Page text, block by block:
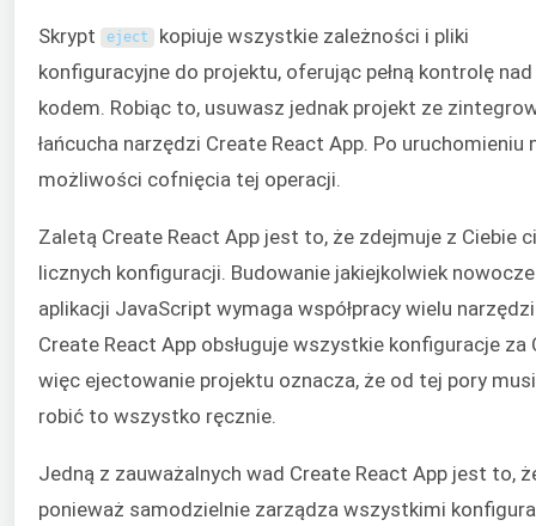
Skrypt eject kopiuje wszystkie zależności i pliki
konfiguracyjne do projektu, oferując pełną kontrolę nad
kodem. Robiąc to, usuwasz jednak projekt ze
łańcucha narzędzi Create React App. Po uruchomieniu
możliwości cofnięcia tej operacji.
Zaletą Create React App jest to, że zdejmuje z Ciebie
licznych konfiguracji. Budowanie jakiejkolwiek
aplikacji JavaScript wymaga współpracy wielu
Create React App obsługuje wszystkie konfiguracje za
więc ejectowanie projektu oznacza, że od tej pory
robić to wszystko ręcznie.
Jedną z zauważalnych wad Create React App jest to,
ponieważ samodzielnie zarządza wszystkimi